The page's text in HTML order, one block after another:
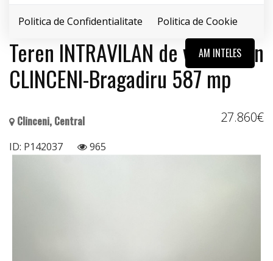
Politica de Confidentialitate Politica de Cookie
AM INTELES
Teren INTRAVILAN de vânzare în
CLINCENI-Bragadiru 587 mp
Clinceni, Central 27.860€
ID: P142037 965